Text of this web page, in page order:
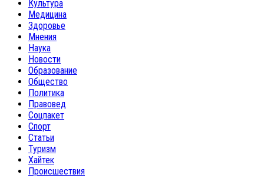
Культура
Медицина
Здоровье
Мнения
Наука
Новости
Образование
Общество
Политика
Правовед
Соцпакет
Спорт
Статьи
Туризм
Хайтек
Происшествия